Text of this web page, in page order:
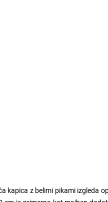
kapica z belimi pikami izgleda